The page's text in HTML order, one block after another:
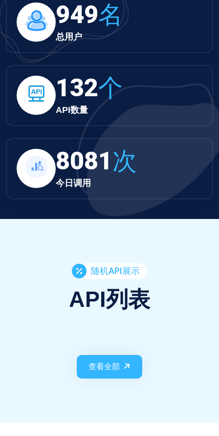
949名
总用户
132个
API数量
8081次
今日调用
随机API展示
API列表
查看全部